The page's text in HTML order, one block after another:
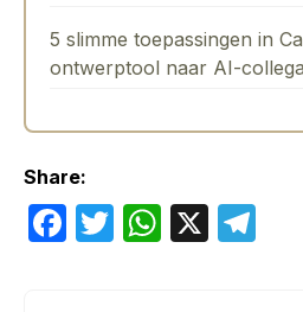
5 slimme toepassingen in
ontwerptool naar AI-collega
Share:
F
T
W X